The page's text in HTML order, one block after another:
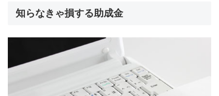
知らなきゃ損する助成金